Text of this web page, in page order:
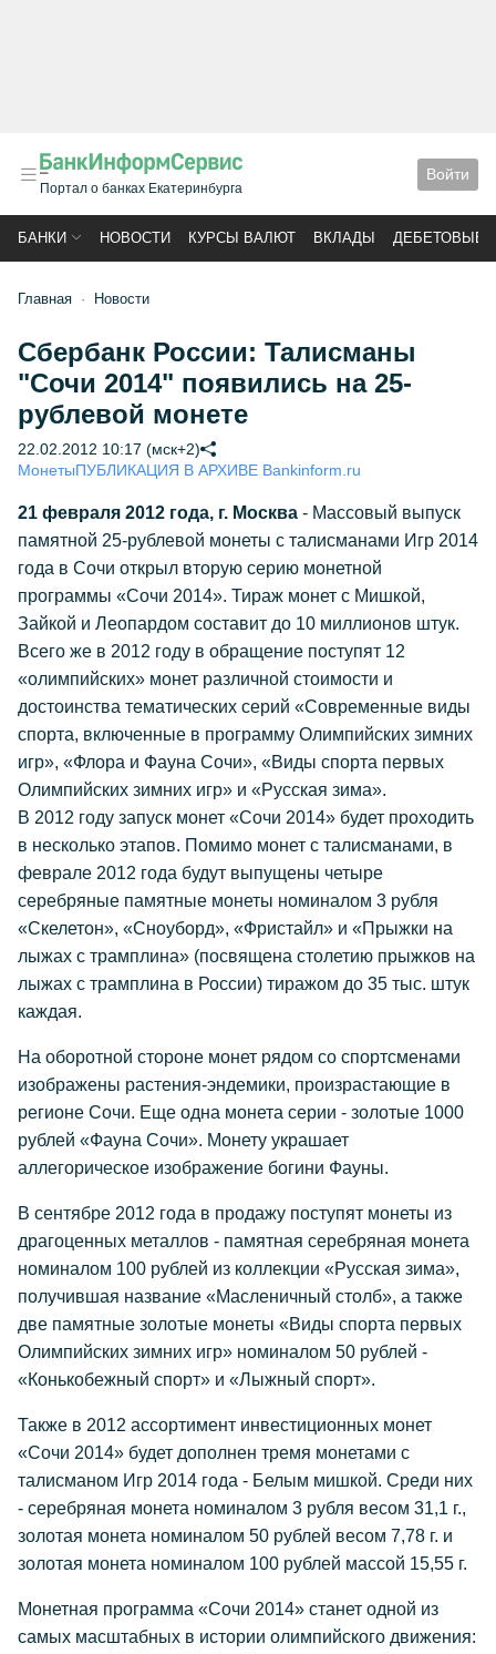
Портал о банках Екатеринбурга
Войти
БАНКИ НОВОСТИ КУРСЫ ВАЛЮТ ВКЛАДЫ ДЕБЕТОВЫЕ
Главная Новости
Сбербанк России: Талисманы
"Сочи 2014" появились на 25-
рублевой монете
22.02.2012 10:17 (мск+2)
МонетыПУБЛИКАЦИЯ В АРХИВЕ Bankinform.ru
21 февраля 2012 года, г. Москва - Массовый выпуск
памятной 25-рублевой монеты с талисманами Игр 2014
года в Сочи открыл вторую серию монетной
программы «Сочи 2014». Тираж монет с Мишкой,
Зайкой и Леопардом составит до 10 миллионов штук.
Всего же в 2012 году в обращение поступят 12
«олимпийских» монет различной стоимости и
достоинства тематических серий «Современные виды
спорта, включенные в программу Олимпийских зимних
игр», «Флора и Фауна Сочи», «Виды спорта первых
Олимпийских зимних игр» и «Русская зима».
В 2012 году запуск монет «Сочи 2014» будет проходить
в несколько этапов. Помимо монет с талисманами, в
феврале 2012 года будут выпущены четыре
серебряные памятные монеты номиналом 3 рубля
«Скелетон», «Сноуборд», «Фристайл» и «Прыжки на
лыжах с трамплина» (посвящена столетию прыжков на
лыжах с трамплина в России) тиражом до 35 тыс. штук
каждая.
На оборотной стороне монет рядом со спортсменами
изображены растения-эндемики, произрастающие в
регионе Сочи. Еще одна монета серии - золотые 1000
рублей «Фауна Сочи». Монету украшает
аллегорическое изображение богини Фауны.
В сентябре 2012 года в продажу поступят монеты из
драгоценных металлов - памятная серебряная монета
номиналом 100 рублей из коллекции «Русская зима»,
получившая название «Масленичный столб», а также
две памятные золотые монеты «Виды спорта первых
Олимпийских зимних игр» номиналом 50 рублей -
«Конькобежный спорт» и «Лыжный спорт».
Также в 2012 ассортимент инвестиционных монет
«Сочи 2014» будет дополнен тремя монетами с
талисманом Игр 2014 года - Белым мишкой. Среди них
- серебряная монета номиналом 3 рубля весом 31,1 г.,
золотая монета номиналом 50 рублей весом 7,78 г. и
золотая монета номиналом 100 рублей массой 15,55 г.
Монетная программа «Сочи 2014» станет одной из
самых масштабных в истории олимпийского движения: